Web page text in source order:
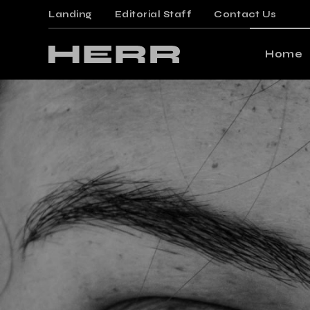
Landing Editorial Staff Contact Us
Home
Main
Gaming
Magazine
Posts
Posts
Article
Creative
Vertical